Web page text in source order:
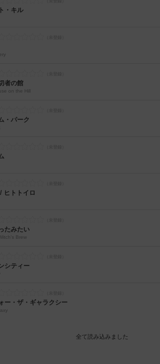
・キル
者の館
on the Hill
・パーク
ヒトトイロ
たみたい
Brew
シティー
ー・ザ・ギャラクシー